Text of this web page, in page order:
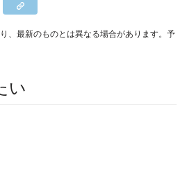
、最新のものとは異なる場合があります。予
い